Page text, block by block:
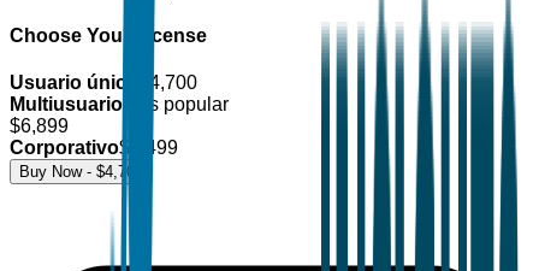
Choose Your License
Usuario único
4,700
Multiusuario Más popular
$6,899
Corporativo$ 8,499
Buy Now - $4,700